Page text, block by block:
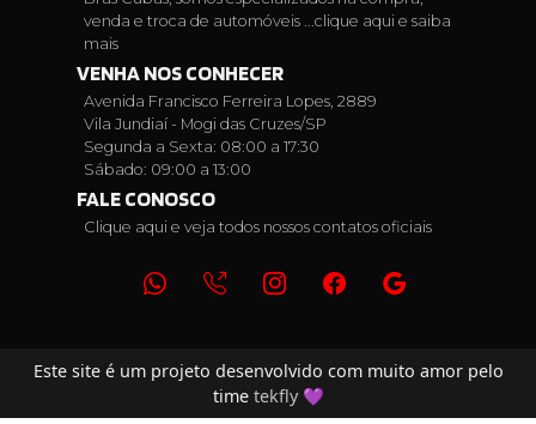
venda e troca de automóveis ... clique aqui e saiba
mais
VENHA NOS CONHECER
Avenida Francisco Ferreira Lopes, 2889
Vila Jundiaí - Mogi das Cruzes/SP
Segunda a Sexta: 08:00 a 17:30
Sábado: 09:00 a 13:00
FALE CONOSCO
Clique aqui e veja todos nossos contatos oficiais
Este site é um projeto desenvolvido com muito amor pelo
time tekfly💜